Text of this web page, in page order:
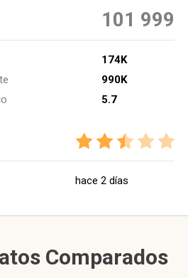
101 999
174K
990K
5.7
hace 2 días
Comparados